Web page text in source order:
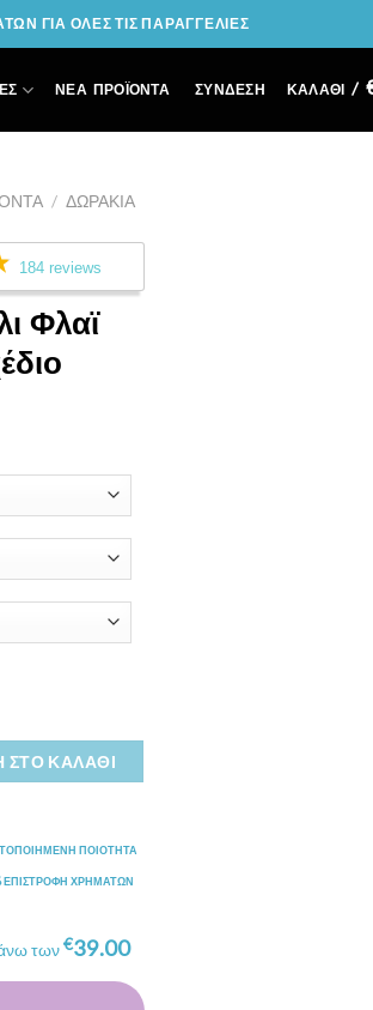
ΓΙΑ ΟΛΕΣ ΤΙΣ ΠΑΡΑΓΓΕΛΙΕΣ
ΝΕΑ ΠΡΟΪΟΝΤΑ ΣΎΝΔΕΣΗ ΚΑΛΆΘΙ /
/ ΔΩΡΆΚΙΑ
184 reviews
Φλαϊ
ΣΤΟ ΚΑΛΆΘΙ
ΠΟΙΟΤΗΤΑ
ΕΠΙΣΤΡΟΦΗ ΧΡΗΜΑΤΩΝ
των€39.00